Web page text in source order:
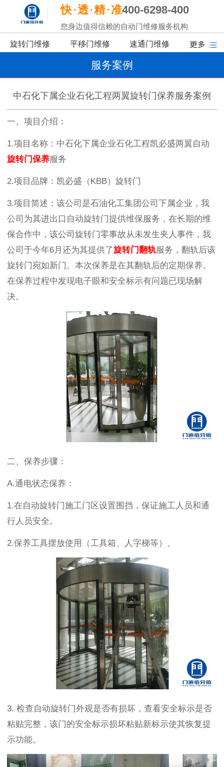
快 透 精 准400-6298-400
您身边值得信赖的自动门维修服务机构
旋转门维修 平移门维修 速通门维修
服务案例
中石化下属企业石化工程两翼旋转门保养服务案例
一、项目介绍：
1.项目名称：中石化下属企业石化工程凯必盛两翼自动
旋转门保养服务
2.项目品牌：凯必盛（KBB）旋转门
3.项目简述： 该公司是石油化工集团公司下属企业，我
公司为其进出口自动旋转门提供维保服务，在长期的维
保合作中，该公司旋转门零事故从未发生夹人事件，我
公司于今年6月还为其提供了旋转门翻轨服务，翻轨后该
旋转门宛如新门。本次保养是在其翻轨后的定期保养。
在保养过程中发现电子眼和安全标示有问题已现场解
决。
二、保养步骤：
A.通电状态保养：
1.在自动旋转门施工门区设置围挡，保证施工人员和通
行人员安全。
2.保养工具摆放使用（工具箱、人字梯等）。
3. 检查自动旋转门外观是否有损坏，查看安全标示是否
粘贴完整，该门的安全标示损坏粘贴新标示使其恢复提
示功能。